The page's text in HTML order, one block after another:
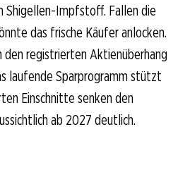
Shigellen-Impfstoff. Fallen die
das frische Käufer anlocken.
registrierten Aktienüberhang
laufende Sparprogramm stützt
Einschnitte senken den
ab 2027 deutlich.